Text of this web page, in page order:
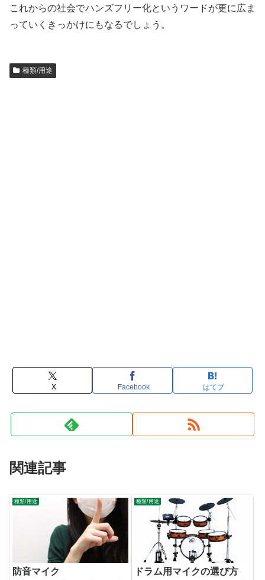
これからの社会でハンズフリー化というワードが更に広ま
っていくきっかけにもなるでしょう。
種類/用途
X Facebook はてブ
関連記事
種類/用途
防音マイク
種類/用途
ドラム用マイクの選び方